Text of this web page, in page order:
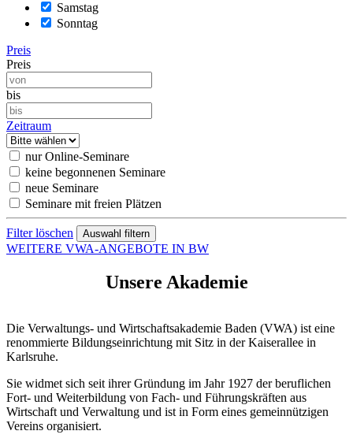
Samstag
Sonntag
Preis
Preis
bis
Zeitraum
nur Online-Seminare
keine begonnenen Seminare
neue Seminare
Seminare mit freien Plätzen
Filter löschen
WEITERE VWA-ANGEBOTE IN BW
Unsere Akademie
Die Verwaltungs- und Wirtschaftsakademie Baden (VWA) ist eine
renommierte Bildungseinrichtung mit Sitz in der Kaiserallee in
Karlsruhe.
Sie widmet sich seit ihrer Gründung im Jahr 1927 der beruflichen
Fort- und Weiterbildung von Fach- und Führungskräften aus
Wirtschaft und Verwaltung und ist in Form eines gemeinnützigen
Vereins organisiert.